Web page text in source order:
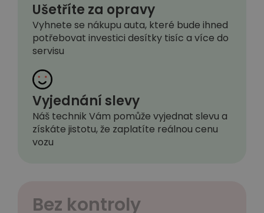
Ušetříte za opravy
Vyhnete se nákupu auta, které bude ihned
potřebovat investici desítky tisíc a více do
servisu
Vyjednání slevy
Náš technik Vám pomůže vyjednat slevu a
získáte jistotu, že zaplatíte reálnou cenu
vozu
Bez kontroly